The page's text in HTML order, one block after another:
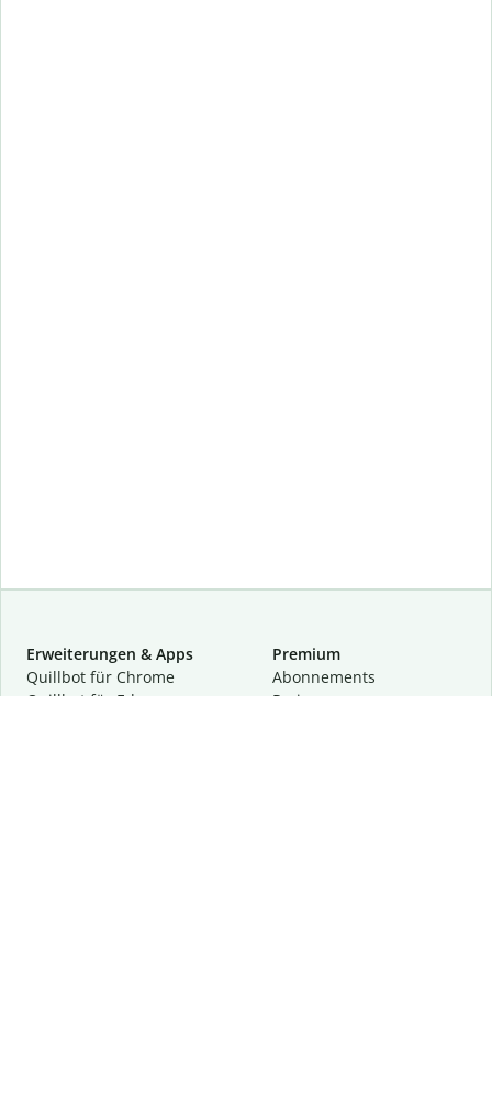
Erweiterungen & Apps
Quillbot für Chrome
Quillbot für Edge
Premium
Abon­ne­ments
Preise